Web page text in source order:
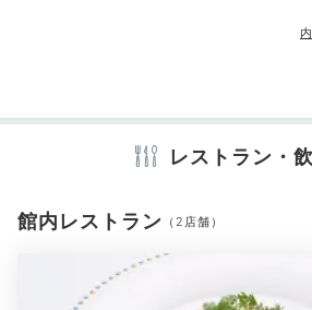
冷蔵庫 スリッパ 洗浄機付トイ
シャワーキャップ タオル
電子レンジ
レストラン・
館内レストラン （2店舗）